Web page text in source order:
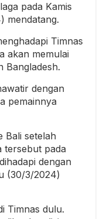
pada Kamis
mendatang.
Timnas
akan memulai
Bangladesh.
dengan
pemainnya
Bali setelah
tersebut pada
dengan
(30/3/2024)
Timnas dulu.